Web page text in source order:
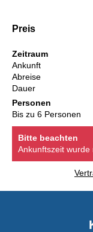
Preis
Zeitraum
Ankunft
Abreise
Dauer
Personen
Bis zu 6 Personen
Bitte beachten
Ankunftszeit wurde